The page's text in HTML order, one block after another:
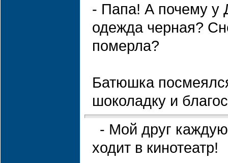
- Папа! А почему у
одежда черная?
померла?
Батюшка
шоколадку и
- Мой друг
ходит в кинотеатр!